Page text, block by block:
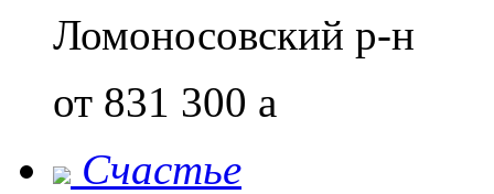
Ломоносовский р-н
от 831 300 a
Счастье